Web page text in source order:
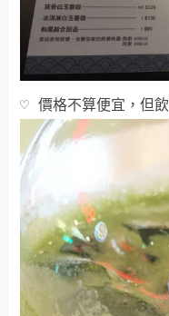
♡ 價格不算便宜，但